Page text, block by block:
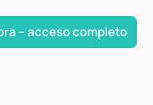
– acceso completo